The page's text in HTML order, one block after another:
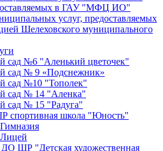
в ГАУ "МФЦ ИО"
услуг, предоставляемых
Шелеховского муниципального
сад №6 "Аленький цветочек"
сад № 9 «Подснежник»
сад №10 "Тополек"
сад № 14 "Аленка"
сад № 15 "Радуга"
спортивная школа "Юность"
ШР "Детская художественная